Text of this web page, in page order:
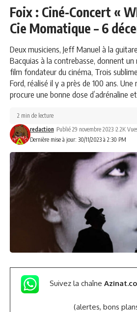
Foix : Ciné-Concert «
Cie Momatique – 6
Deux musiciens, Jeff Manuel à la
Bacquias à la contrebasse, donnent
film fondateur du cinéma, Trois
Ford, réalisé il y a près de 100 ans. Une
procure une bonne dose d’adrénaline
Dernière mise à jour: 30/11/2023 à 2:30 PM
redaction Publié 29 novembre 2023 2.2K
2 min de lecture
Suivez la chaîne
(alertes, bons